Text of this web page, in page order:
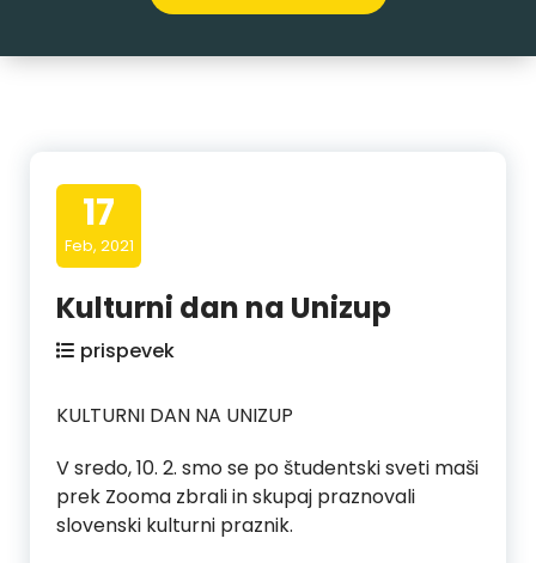
17
Feb, 2021
Kulturni dan na Unizup
prispevek
KULTURNI DAN NA UNIZUP
V sredo, 10. 2. smo se po študentski sveti maši
prek Zooma zbrali in skupaj praznovali
slovenski kulturni praznik.